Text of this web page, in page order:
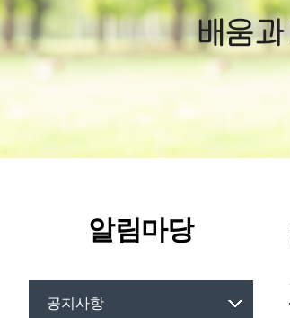
알림마당
공지사항